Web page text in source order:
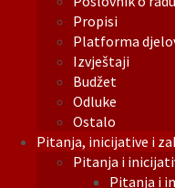
Propisi
Platforma
Izvještaji
Budžet
Odluke
Ostalo
Pitanja, inicijative i
Pitanja i
Pitanja i